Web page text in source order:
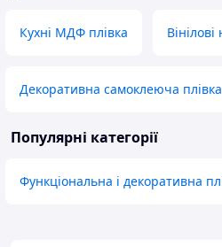
Кухні МДФ плівка
Декоративна самоклеюча плівка
Популярні категорії
Функціональна і декоративна